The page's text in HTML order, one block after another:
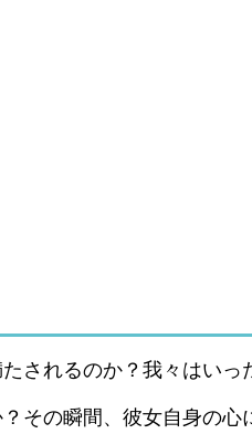
されるのか？我々はいっ
その瞬間、彼女自身の心